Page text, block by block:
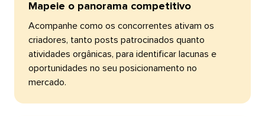
Mapeie o panorama competitivo​​
Acompanhe como os concorrentes ativam os
criadores, tanto posts patrocinados quanto
atividades orgânicas, para identificar lacunas e
oportunidades no seu posicionamento no
mercado.​​